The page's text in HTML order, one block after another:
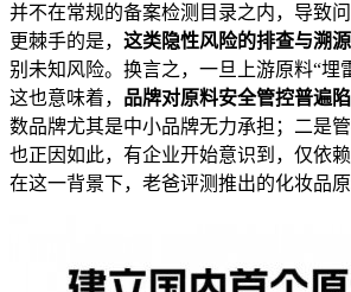
并不在常规的备案检测目录之内，导致
更棘手的是， 这类隐性风险的排查与溯
别未知风险。换言之，一旦上游原料“埋
这也意味着， 品牌对原料安全管控普遍
数品牌尤其是中小品牌无力承担；二是
也正因如此，有企业开始意识到，仅依
在这一背景下，老爸评测推出的化妆品